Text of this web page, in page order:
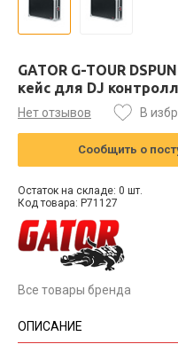
GATOR G-TOUR
кейс для DJ
Нет отзывов В
Сообщить о
Остаток на складе: 0 шт.
Код товара: P71127
Все товары бренда
ОПИСАНИЕ